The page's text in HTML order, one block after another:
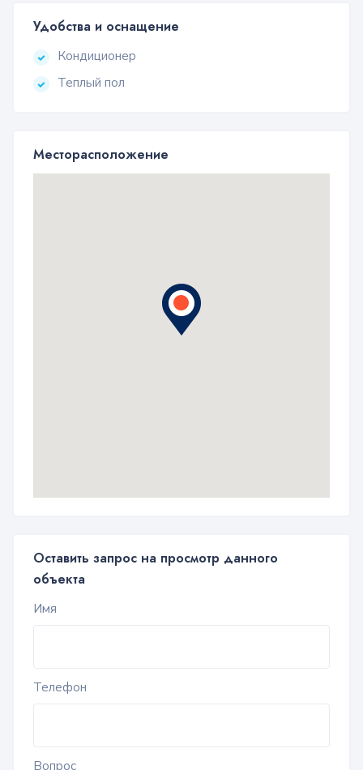
Удобства и оснащение
Кондиционер
Теплый пол
Месторасположение
Оставить запрос на просмотр данного
объекта
Имя
Телефон
Вопрос